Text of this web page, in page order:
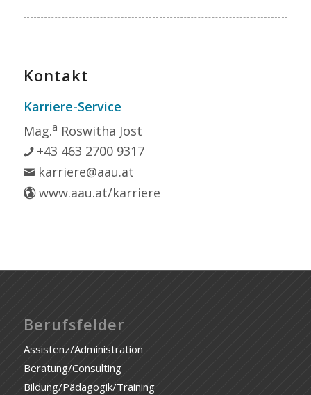
Kontakt
Karriere-Service
Mag.a Roswitha Jost
+43 463 2700 9317
karriere@aau.at
www.aau.at/karriere
Berufsfelder
Assistenz/Administration
Beratung/Consulting
Bildung/Pädagogik/Training